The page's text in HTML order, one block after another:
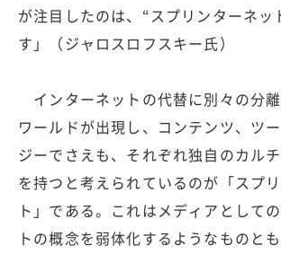
が注目したのは、“スプリンターネッ
す」（ジャロスロフスキー氏）
インターネットの代替に別々の分
ワールドが出現し、コンテンツ、ツ
ジーでさえも、それぞれ独自のカル
を持つと考えられているのが「スプ
ト」である。これはメディアとして
トの概念を弱体化するようなものと